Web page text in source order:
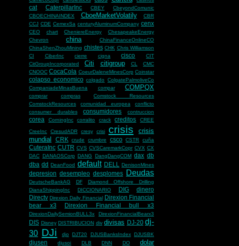
cat CaterpillarInc CBEY
CbeyondComunic
CBOECHINAINDEX
CboeMarketVolatily
CBR
CCJ CDE CemexSa centuryAluminumCompany cenx
CEO chart CheniereEnergy
ChesapeakeEnergy
Chevron
china
ChinaFinanceOnlineCO
ChinaShenZhouMining chistes CHK Chris Williamson
CI
CiberInc cierre cigna cisco
CIT
CitGroupIncorporated
Citi citigroup CL
CMC
CNOOC CocaCola CoeurDaleneMinesCorp Coinstar
colapso economico colgado
ColgatePalmoliveCo
CompaniadeMinasBuena
compar COMPQX
comprar compras
Comstock Resources
ComstockResources
comunidad europea
conflicto
consumer durables
consumidores contruccion
corea CorningInc corralito crack creditos CREE
CreeInc CresudADR cresy crisi crisis
crisis
mundial
CRK crude crumbre csco CSTR cuña
CuteraInc CUTR CVS CVSCaremarkCopr CVX CX
DAC
DANAOSCorp DANG DangDangCOM dax db
dba dd DeanFood default DELL DenisonMines
depresion desempleo desplomes Deudas
DeutscheBankAG DF
Diamond Offshore Drilling
DianaShippingInc
DICCIONARIO DIG
dinero
Directv Direxion Daily Financial
Direxion Financial
bear x3
Direxion Financial bull x3
DirexionDailySemionBULL3x DirexionFinancialBearx3
DIS Disney DISTRIBUCION div divisas DJ-20 dj-
30 DJi djo DJT20 DJUSBanksIndex DJUSBK
djusen djusoi DLB DNN DO dolar